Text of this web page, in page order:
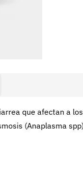
que afectan a
(Anaplasma